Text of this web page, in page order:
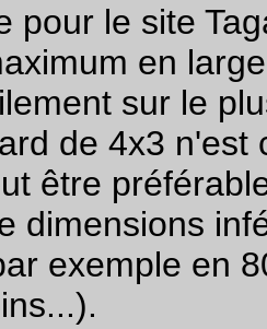
pour le site
en
sur le
de 4x3
être
dimensions
exemple en